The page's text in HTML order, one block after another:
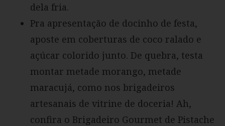
dela fria.
Pra apresentação de docinho de festa,
aposte em coberturas de coco ralado e
açúcar colorido junto. De quebra, testa
montar metade morango, metade
maracujá, como nos brigadeiros
artesanais de vitrine de doceria! Ah,
confira o Brigadeiro Gourmet de Pistache